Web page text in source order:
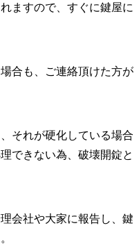
ますので、すぐに鍵屋に
合も、ご連絡頂けた方が
それが硬化している場合
できない為、破壊開錠と
会社や大家に報告し、鍵